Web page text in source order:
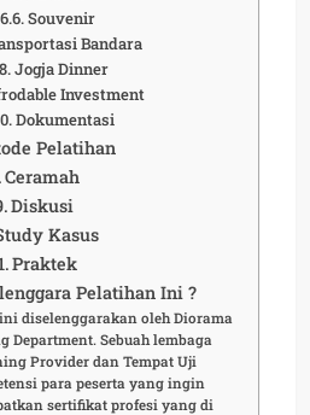
Souvenir
Bandara
Jogja Dinner
Investment
Dokumentasi
Pelatihan
Ceramah
Diskusi
Kasus
Praktek
Pelatihan Ini ?
diselenggarakan oleh Diorama
Department. Sebuah lembaga
Provider dan Tempat Uji
para peserta yang ingin
sertifikat profesi yang di